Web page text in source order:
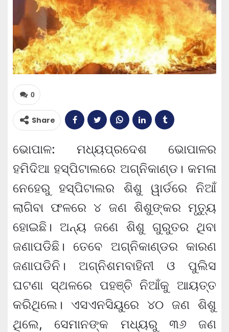
0
Share
ଭୋପାଳ: ମଧ୍ୟପ୍ରଦେଶ ଭୋପାଳର
ହମିଦିଆ ହସ୍ପିଟାଲରେ ଅଗ୍ନିକାଣ୍ଡ। କମଳା
ନେହେରୁ ହସ୍ପିଟାଲର ଶିଶୁ ୱାର୍ଡରେ ନିଆଁ
ଲାଗିବା ଫଳରେ ୪ ଜଣ ଶିଶୁଙ୍କର ମୃତ୍ୟୁ
ହୋଇଛି। ଅନ୍ୟ ଜଣେ ଶିଶୁ ଗୁରୁତର ଥିବା
ଜଣାପଡିଛି। ତେବେ ଅଗ୍ନିକାଣ୍ଡର କାରଣ
ଜଣାପଡିନି। ଅଗ୍ନିଶମବାହିନୀ ଓ ପୁଲିସ
ଘଟଣା ସ୍ଥଳରେ ପହଞ୍ଚି ନିଆଁକୁ ଆୟତ୍ତ
କରିଥିଲେ। ଏସଏନସିୟୁରେ ୪୦ ଜଣ ଶିଶୁ
ଥିଲେ, ସେମାନଙ୍କ ମଧ୍ୟରୁ ୩୬ ଜଣ